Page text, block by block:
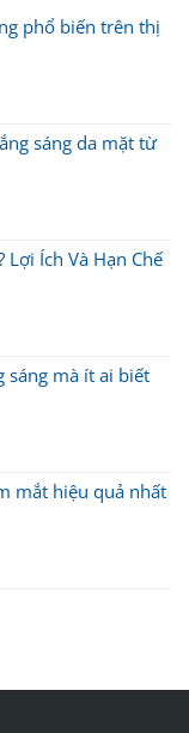
phổ biến trên thị
sáng da mặt từ
Lợi Ích Và Hạn Chế
sáng mà ít ai biết
mắt hiệu quả nhất